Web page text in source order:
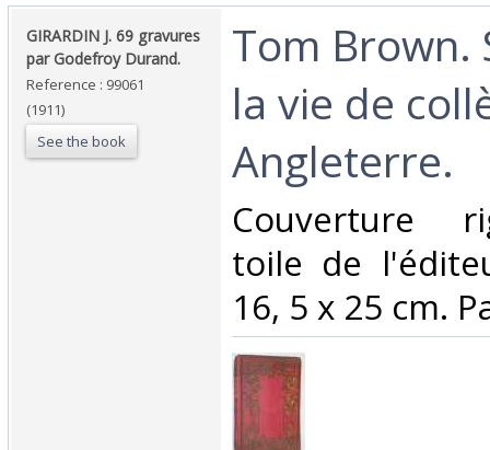
‎GIRARDIN J. 69 gravures
par Godefroy Durand.‎
Reference : 99061
(1911)
See the book
‎Tom Brown.
la vie de
Angleterre.‎
‎Couverture
toile de
16, 5 x 25 cm.